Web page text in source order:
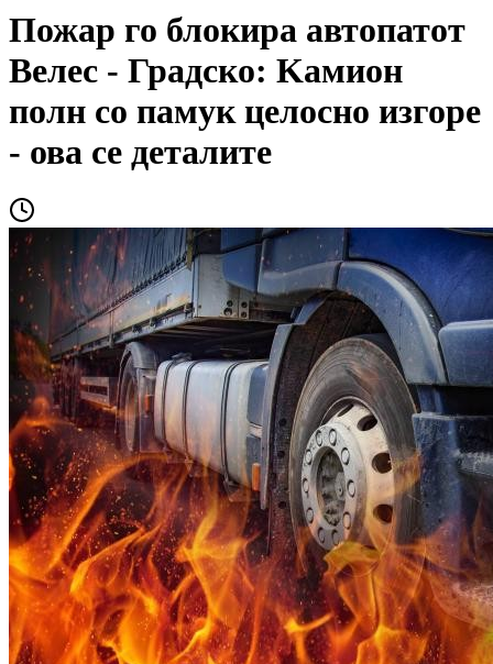
Пожар го блокира автопатот
Велес - Градско: Kамион
полн со памук целосно изгоре
- ова се деталите